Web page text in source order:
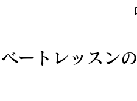
ートレッスンの